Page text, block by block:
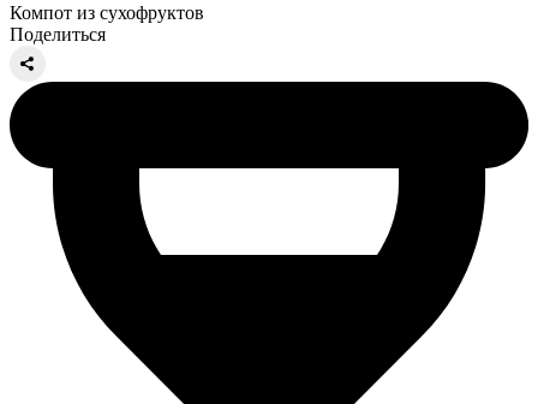
Компот из сухофруктов
Поделиться